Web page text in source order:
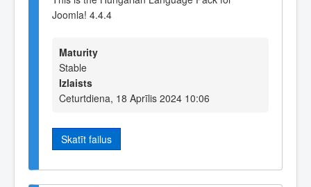
Joomla! 4.4.4
Maturity
Stable
Izlaists
Ceturtdiena, 18 Aprīlis 2024 10:06
Skatīt failus